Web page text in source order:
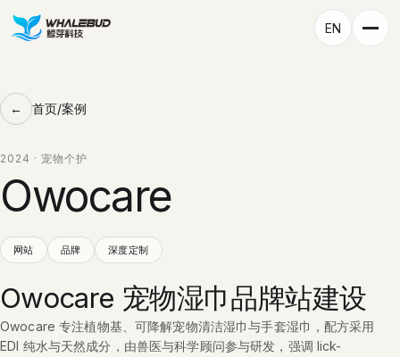
EN
首页/案例
2024 · 宠物个护
Owocare
网站 品牌 深度定制
Owocare 宠物湿巾品牌站建设
Owocare 专注植物基、可降解宠物清洁湿巾与手套湿巾，配方采用
EDI 纯水与天然成分，由兽医与科学顾问参与研发，强调 lick-